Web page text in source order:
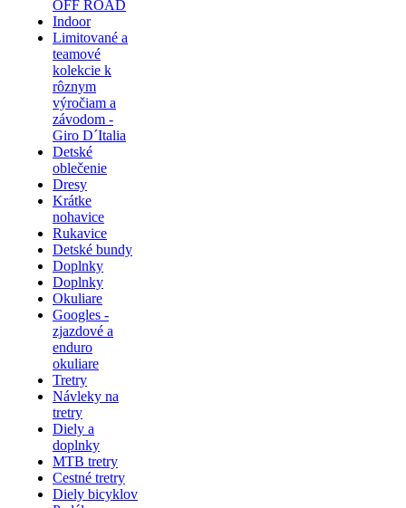
OFF ROAD
Indoor
Limitované a
teamové
kolekcie k
rôznym
výročiam a
závodom -
Giro D´Italia
Detské
oblečenie
Dresy
Krátke
nohavice
Rukavice
Detské bundy
Doplnky
Doplnky
Okuliare
Googles -
zjazdové a
enduro
okuliare
Tretry
Návleky na
tretry
Diely a
doplnky
MTB tretry
Cestné tretry
Diely bicyklov